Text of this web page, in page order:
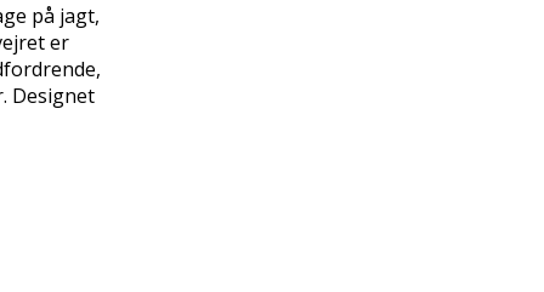
på jagt,
er
Designet